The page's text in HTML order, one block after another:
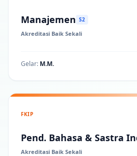
Manajemen S2
Akreditasi Baik Sekali
Gelar: M.M.
FKIP
Pend. Bahasa & Sastra
Akreditasi Baik Sekali